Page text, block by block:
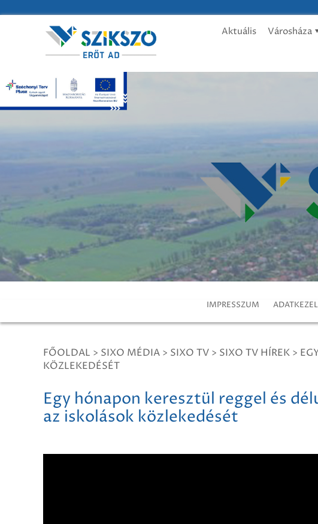
Aktuális Városháza
IMPRESSZUM
FŐOLDAL > SIXO MÉDIA > SIXO TV > SIXO TV HÍREK >
KÖZLEKEDÉSÉT
Egy hónapon keresztül reggel és
az iskolások közlekedését